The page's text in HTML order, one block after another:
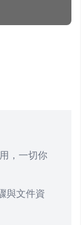
，一切你
與文件資